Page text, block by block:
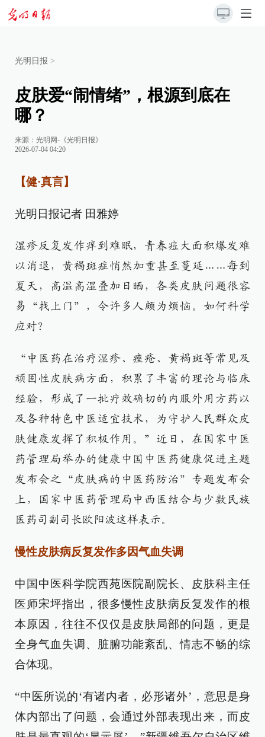
光明日报 >
皮肤爱“闹情绪”，根源到底在
哪？
来源： 光明网-《光明日报》
2026-07-04 04:20
【健·真言】
光明日报记者 田雅婷
湿疹反复发作痒到难眠，青春痘大面积爆发难
以消退，黄褐斑症悄然加重甚至蔓延……每到
夏天，高温高湿叠加日晒，各类皮肤问题很容
易“找上门”，令许多人颇为烦恼。如何科学
应对？
“中医药在治疗湿疹、痤疮、黄褐斑等常见及
顽固性皮肤病方面，积累了丰富的理论与临床
经验，形成了一批疗效确切的内服外用方药以
及各种特色中医适宜技术，为守护人民群众皮
肤健康发挥了积极作用。”近日，在国家中医
药管理局举办的健康中国中医药健康促进主题
发布会之“皮肤病的中医药防治”专题发布会
上，国家中医药管理局中西医结合与少数民族
医药司副司长欧阳波这样表示。
慢性皮肤病反复发作多因气血失调
中国中医科学院西苑医院副院长、皮肤科主任
医师宋坪指出，很多慢性皮肤病反复发作的根
本原因，往往不仅仅是皮肤局部的问题，更是
全身气血失调、脏腑功能紊乱、情志不畅的综
合体现。
“中医所说的‘有诸内者，必形诸外’，意思是身
体内部出了问题，会通过外部表现出来，而皮